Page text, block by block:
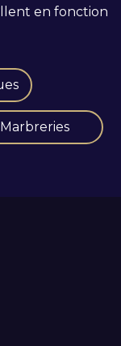
en fonction
Marbreries